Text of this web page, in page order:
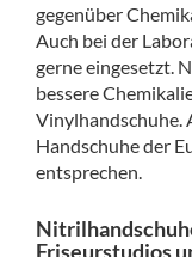
gegenüber
Auch bei der
gerne eingesetzt.
bessere
Vinylhandschuhe.
Handschuhe der
entsprechen.
Friseurstudios